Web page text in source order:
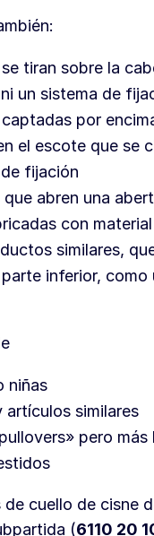
tiran sobre la
un sistema de
por
el escote que se
fijación
abren una
con
similares,
inferior,
niñas
artículos similares
pero
cuello de cisne
(6110 20